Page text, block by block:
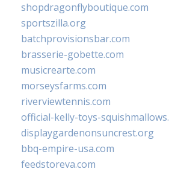
shopdragonflyboutique.com
sportszilla.org
batchprovisionsbar.com
brasserie-gobette.com
musicrearte.com
morseysfarms.com
riverviewtennis.com
official-kelly-toys-
displaygardenonsuncrest.org
bbq-empire-usa.com
feedstoreva.com